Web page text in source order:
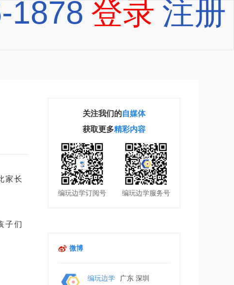
注册
登录
1878
家长
子们
关注我们的自媒体
获取更多精彩内容
编玩边学订阅号 编玩边学服务号
微博
编玩边学 广东 深圳